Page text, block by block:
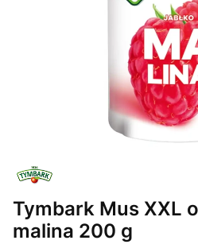
Tymbark Mus XXL
malina 200 g